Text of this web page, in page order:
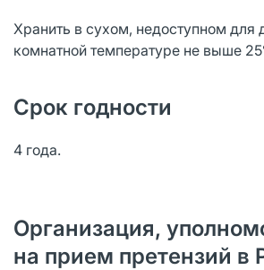
Хранить в сухом, недоступном для
комнатной температуре не выше
Срок годности
4 года.
Организация,
на прием претензий в